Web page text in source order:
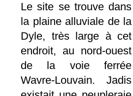
Le site se trouve dans
la plaine alluviale de la
Dyle, très large à cet
endroit, au nord-ouest
de la voie ferrée
Wavre-Louvain. Jadis